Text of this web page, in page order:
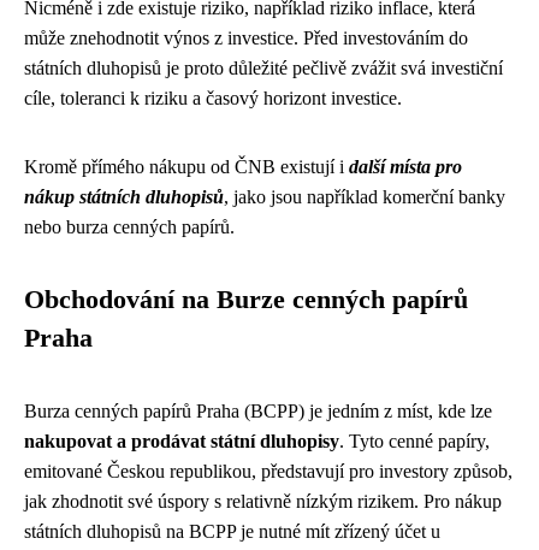
Nicméně i zde existuje riziko, například riziko inflace, která
může znehodnotit výnos z investice. Před investováním do
státních dluhopisů je proto důležité pečlivě zvážit svá investiční
cíle, toleranci k riziku a časový horizont investice.
Kromě přímého nákupu od ČNB existují i další místa pro
nákup státních dluhopisů, jako jsou například komerční banky
nebo burza cenných papírů.
Obchodování na Burze cenných papírů
Praha
Burza cenných papírů Praha (BCPP) je jedním z míst, kde lze
nakupovat a prodávat státní dluhopisy. Tyto cenné papíry,
emitované Českou republikou, představují pro investory způsob,
jak zhodnotit své úspory s relativně nízkým rizikem. Pro nákup
státních dluhopisů na BCPP je nutné mít zřízený účet u